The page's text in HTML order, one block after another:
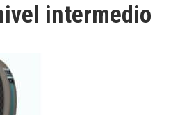
intermedio